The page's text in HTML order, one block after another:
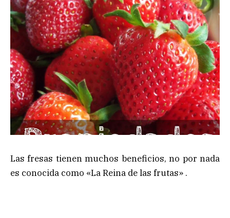
Las fresas tienen muchos beneficios, no por nada
es conocida como «La Reina de las frutas» .